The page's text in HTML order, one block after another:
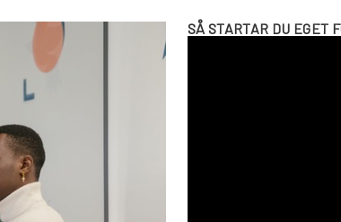
SÅ STARTAR DU EGET